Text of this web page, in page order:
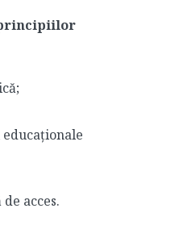
principiilor
acces.